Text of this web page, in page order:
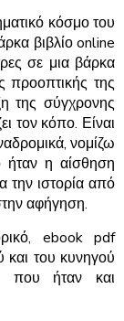
κόσμο του
βιβλίο online
σε μια βάρκα
προοπτικής της
της σύγχρονης
τον κόπο. Είναι
νομίζω
ήταν η αίσθηση
ιστορία από
αφήγηση.
ebook pdf
και του κυνηγού
που ήταν και